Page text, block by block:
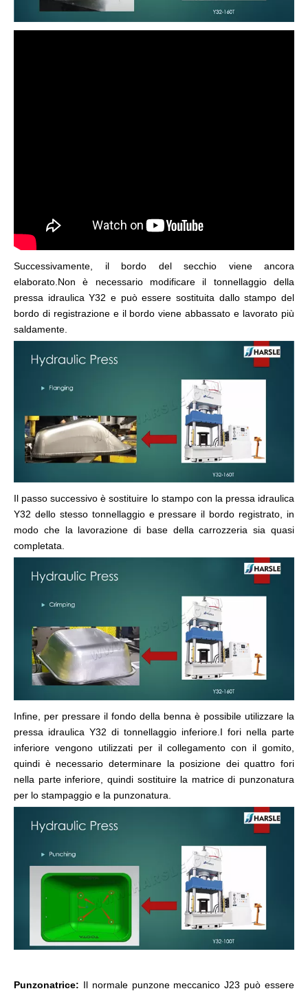
Successivamente, il bordo del secchio viene ancora
elaborato.Non è necessario modificare il tonnellaggio della
pressa idraulica Y32 e può essere sostituita dallo stampo del
bordo di registrazione e il bordo viene abbassato e lavorato più
saldamente.
Il passo successivo è sostituire lo stampo con la pressa idraulica
Y32 dello stesso tonnellaggio e pressare il bordo registrato, in
modo che la lavorazione di base della carrozzeria sia quasi
completata.
Infine, per pressare il fondo della benna è possibile utilizzare la
pressa idraulica Y32 di tonnellaggio inferiore.I fori nella parte
inferiore vengono utilizzati per il collegamento con il gomito,
quindi è necessario determinare la posizione dei quattro fori
nella parte inferiore, quindi sostituire la matrice di punzonatura
per lo stampaggio e la punzonatura.
Punzonatrice: Il normale punzone meccanico J23 può essere